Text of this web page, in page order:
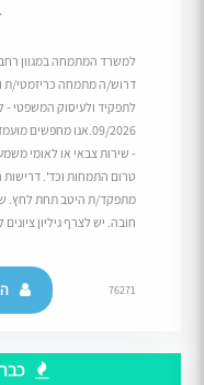
למשרד המתמחה במגוון
דרוש/ה מתמחה כריזמטי/ת
לתפקיד ולעיסוק המשפטי -
09/2026.אנו מחפשים
- שירות צבאי או לאומי
טרום התמחות וכד'. דרישות
מתפקד/ת היטב תחת לחץ.
חובה. יש לצרף גיליון ציונים
76271
כבר 3